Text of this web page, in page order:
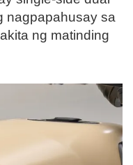
nagpapahusay sa
ng matinding